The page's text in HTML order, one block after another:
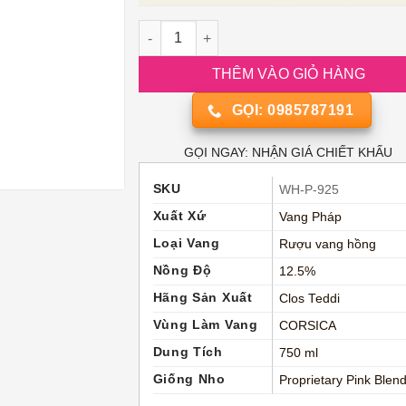
Rượu vang Pháp Clos Teddi Patrimonio
THÊM VÀO GIỎ HÀNG
GỌI: 0985787191
GỌI NGAY: NHẬN GIÁ CHIẾT KHẤU
SKU
WH-P-925
Xuất Xứ
Vang Pháp
Loại Vang
Rượu vang hồng
Nồng Độ
12.5%
Hãng Sản Xuất
Clos Teddi
Vùng Làm Vang
CORSICA
Dung Tích
750 ml
Giống Nho
Proprietary Pink Blend